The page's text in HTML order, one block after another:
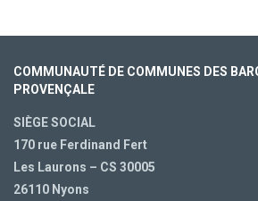
COMMUNAUTÉ DE COMMUNES DES
PROVENÇALE
SIÈGE SOCIAL
170 rue Ferdinand Fert
Les Laurons – CS 30005
26110 Nyons